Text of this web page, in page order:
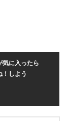
気に入ったら
！しよう